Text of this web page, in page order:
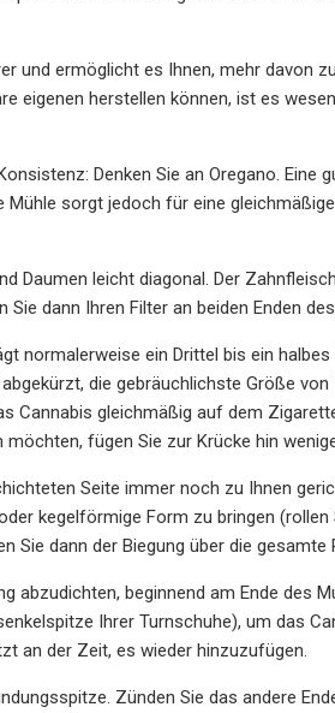
und ermöglicht es Ihnen, mehr davon
eigenen herstellen können, ist es
Denken Sie an Oregano.
Mühle sorgt jedoch für eine
Daumen leicht diagonal. Der
dann Ihren Filter an beiden Enden des
normalerweise ein Drittel bis ein
die gebräuchlichste Größe
Cannabis gleichmäßig auf dem
fügen Sie zur Krücke hin
Seite immer noch zu Ihnen
kegelförmige Form zu bringen
Sie dann der Biegung über die gesamte
abzudichten, beginnend am Ende des
Ihrer Turnschuhe), um das
an der Zeit, es wieder hinzuzufügen.
Zünden Sie das andere